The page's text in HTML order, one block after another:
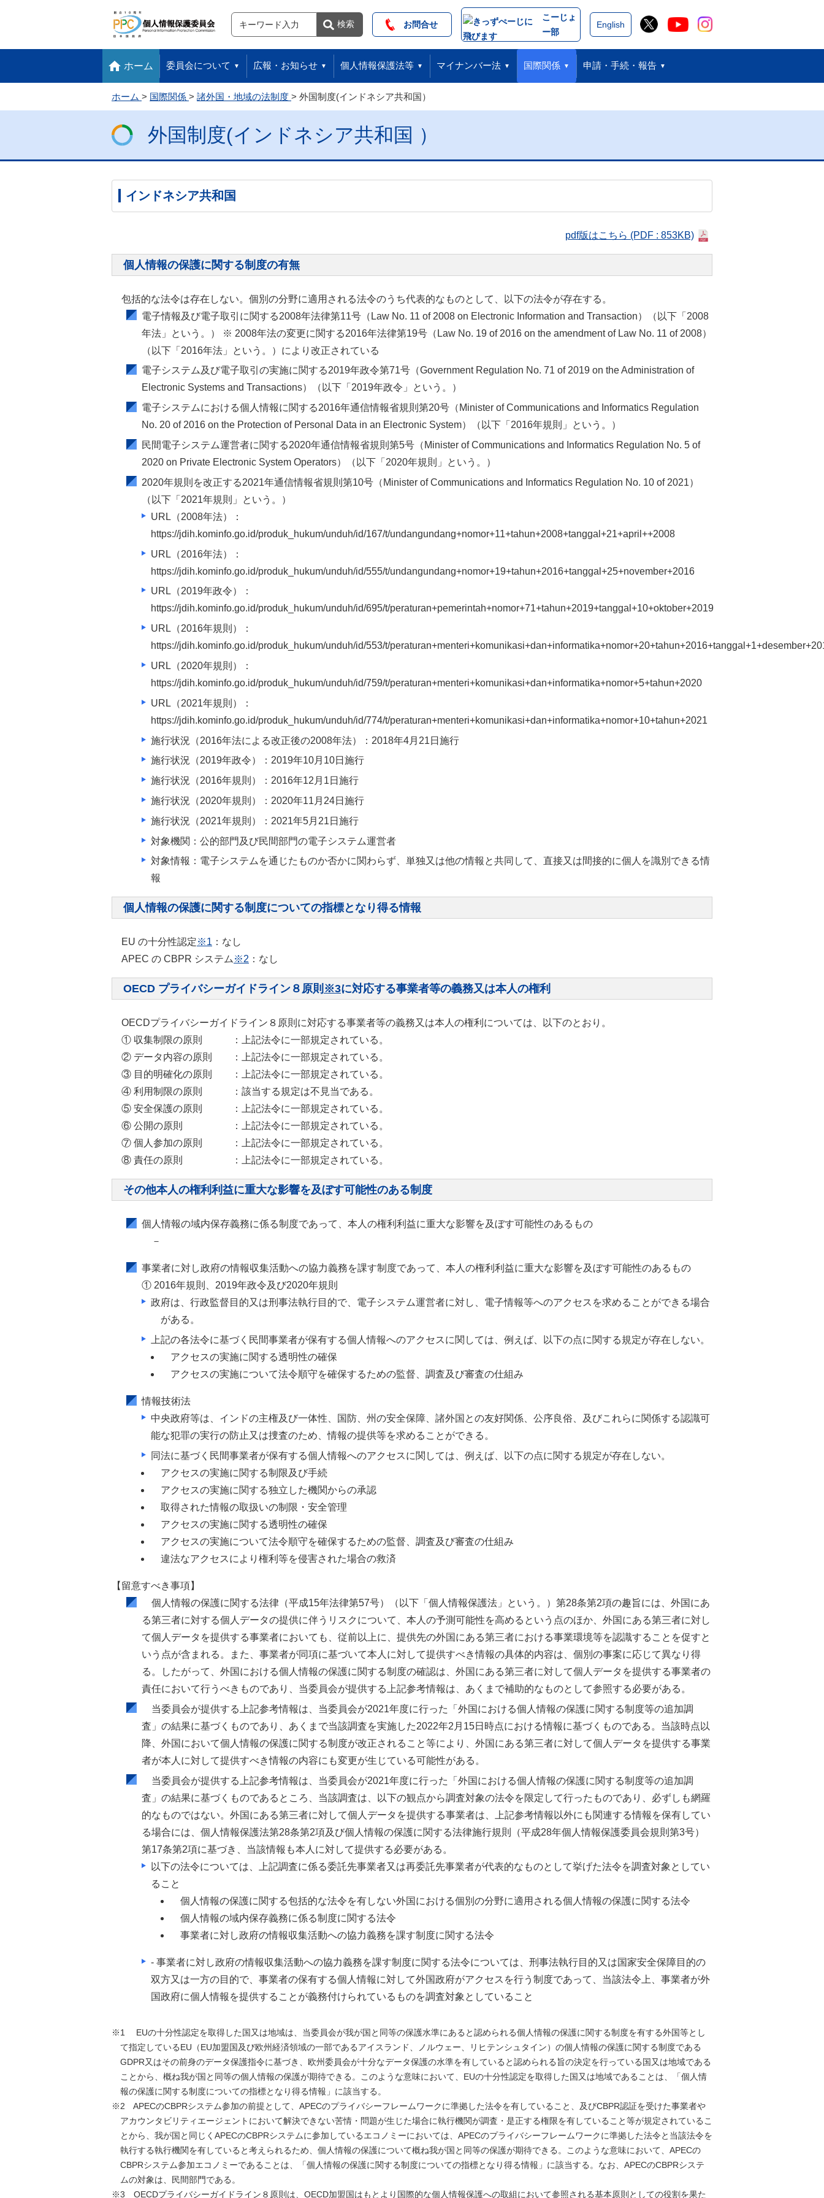
フッターへ移動します 閉じる
サイト内検索
検索 検索 お問合せ
こーじょ
ー部
English
ホーム 委員会について 広報・お知らせ 個人情報保護法等 マイナンバー法 国際関係 申請・手続・報告
ホーム 国際関係 諸外国・地域の法制度 外国制度(インドネシア共和国）
外国制度(インドネシア共和国 ）
インドネシア共和国
pdf版はこちら (PDF : 853KB)
個人情報の保護に関する制度の有無
包括的な法令は存在しない。個別の分野に適用される法令のうち代表的なものとして、以下の法令が存在する。
電子情報及び電子取引に関する2008年法律第11号（ Law No. 11 of 2008 on Electronic Information and Transaction）（以下「2008
年法」という。） ※ 2008年法の変更に関する2016年法律第19号（ Law No. 19 of 2016 on the amendment of Law No. 11 of 2008）
（以下「2016年法」という。）により改正されている
電子システム及び電子取引の実施に関する2019年政令第71号（Government Regulation No. 71 of 2019 on the Administration of
Electronic Systems and Transactions）（以下「2019年政令」という。）
電子システムにおける個人情報に関する2016年通信情報省規則第20号（ Minister of Communications and Informatics Regulation
No. 20 of 2016 on the Protection of Personal Data in an Electronic System）（以下「2016年規則」という。）
民間電子システム運営者に関する2020年通信情報省規則第5号（ Minister of Communications and Informatics Regulation No. 5 of
2020 on Private Electronic System Operators）（以下「2020年規則」という。）
2020年規則を改正する2021年通信情報省規則第10号（ Minister of Communications and Informatics Regulation No. 10 of 2021）
（以下「2021年規則」という。）
URL（2008年法）：
https://jdih.kominfo.go.id/produk_hukum/unduh/id/167/t/undangundang+nomor+11+tahun+2008+tanggal+21+april++2008
URL（2016年法）：
https://jdih.kominfo.go.id/produk_hukum/unduh/id/555/t/undangundang+nomor+19+tahun+2016+tanggal+25+november+2016
URL（2019年政令）：
https://jdih.kominfo.go.id/produk_hukum/unduh/id/695/t/peraturan+pemerintah+nomor+71+tahun+2019+tanggal+10+oktober+2019
URL（2016年規則）：
https://jdih.kominfo.go.id/produk_hukum/unduh/id/553/t/
URL（2020年規則）：
https://jdih.kominfo.go.id/produk_hukum/unduh/id/759/t/peraturan+menteri+komunikasi+dan+informatika+nomor+5+tahun+2020
URL（2021年規則）：
https://jdih.kominfo.go.id/produk_hukum/unduh/id/774/t/peraturan+menteri+komunikasi+dan+informatika+nomor+10+tahun+2021
施行状況（2016年法による改正後の2008年法）：2018年4月21日施行
施行状況（2019年政令）：2019年10月10日施行
施行状況（2016年規則）：2016年12月1日施行
施行状況（2020年規則）：2020年11月24日施行
施行状況（2021年規則）：2021年5月21日施行
対象機関：公的部門及び民間部門の電子システム運営者
対象情報：電子システムを通じたものか否かに関わらず、単独又は他の情報と共同して、直接又は間接的に個人を識別できる情
報
個人情報の保護に関する制度についての指標となり得る情報
EU の十分性認定※1 ：なし
APEC の CBPR システム ※2 ：なし
OECD プライバシーガイドライン８原則 ※3に対応する事業者等の義務又は本人の権利
OECDプライバシーガイドライン８原則に対応する事業者等の義務又は本人の権利については、以下のとおり。
① 収集制限の原則
：上記法令に一部規定されている。
② データ内容の原則
：上記法令に一部規定されている。
③ 目的明確化の原則
：上記法令に一部規定されている。
④ 利用制限の原則
：該当する規定は不見当である。
⑤ 安全保護の原則
：上記法令に一部規定されている。
⑥ 公開の原則
：上記法令に一部規定されている。
⑦ 個人参加の原則
：上記法令に一部規定されている。
⑧ 責任の原則
：上記法令に一部規定されている。
その他本人の権利利益に重大な影響を及ぼす可能性のある制度
個人情報の域内保存義務に係る制度であって、本人の権利利益に重大な影響を及ぼす可能性のあるもの
－
事業者に対し政府の情報収集活動への協力義務を課す制度であって、本人の権利利益に重大な影響を及ぼす可能性のあるもの
① 2016年規則、2019年政令及び2020年規則
政府は、行政監督目的又は刑事法執行目的で、電子システム運営者に対し、電子情報等へのアクセスを求めることができる場合
がある。
上記の各法令に基づく民間事業者が保有する個人情報へのアクセスに関しては、例えば、以下の点に関する規定が存在しない。
アクセスの実施に関する透明性の確保
アクセスの実施について法令順守を確保するための監督、調査及び審査の仕組み
情報技術法
中央政府等は、インドの主権及び一体性、国防、州の安全保障、諸外国との友好関係、公序良俗、及びこれらに関係する認識可
能な犯罪の実行の防止又は捜査のため、情報の提供等を求めることができる。
同法に基づく民間事業者が保有する個人情報へのアクセスに関しては、例えば、以下の点に関する規定が存在しない。
アクセスの実施に関する制限及び手続
アクセスの実施に関する独立した機関からの承認
取得された情報の取扱いの制限・安全管理
アクセスの実施に関する透明性の確保
アクセスの実施について法令順守を確保するための監督、調査及び審査の仕組み
違法なアクセスにより権利等を侵害された場合の救済
【留意すべき事項】
個人情報の保護に関する法律（平成15年法律第57号）（以下「個人情報保護法」という。）第28条第2項の趣旨には、外国にあ
る第三者に対する個人データの提供に伴うリスクについて、本人の予測可能性を高めるという点のほか、外国にある第三者に対し
て個人データを提供する事業者においても、従前以上に、提供先の外国にある第三者における事業環境等を認識することを促すと
いう点が含まれる。また、事業者が同項に基づいて本人に対して提供すべき情報の具体的内容は、個別の事案に応じて異なり得
る。したがって、外国における個人情報の保護に関する制度の確認は、外国にある第三者に対して個人データを提供する事業者の
責任において行うべきものであり、当委員会が提供する上記参考情報は、あくまで補助的なものとして参照する必要がある。
当委員会が提供する上記参考情報は、当委員会が2021年度に行った「外国における個人情報の保護に関する制度等の追加調
査」の結果に基づくものであり、あくまで当該調査を実施した2022年2月15日時点における情報に基づくものである。当該時点以
降、外国において個人情報の保護に関する制度が改正されること等により、外国にある第三者に対して個人データを提供する事業
者が本人に対して提供すべき情報の内容にも変更が生じている可能性がある。
当委員会が提供する上記参考情報は、当委員会が2021年度に行った「外国における個人情報の保護に関する制度等の追加調
査」の結果に基づくものであるところ、当該調査は、以下の観点から調査対象の法令を限定して行ったものであり、必ずしも網羅
的なものではない。外国にある第三者に対して個人データを提供する事業者は、上記参考情報以外にも関連する情報を保有してい
る場合には、個人情報保護法第28条第2項及び個人情報の保護に関する法律施行規則（平成28年個人情報保護委員会規則第3号）
第17条第2項に基づき、当該情報も本人に対して提供する必要がある。
以下の法令については、上記調査に係る委託先事業者又は再委託先事業者が代表的なものとして挙げた法令を調査対象としてい
ること
個人情報の保護に関する包括的な法令を有しない外国における個別の分野に適用される個人情報の保護に関する法令
個人情報の域内保存義務に係る制度に関する法令
事業者に対し政府の情報収集活動への協力義務を課す制度に関する法令
- 事業者に対し政府の情報収集活動への協力義務を課す制度に関する法令については、刑事法執行目的又は国家安全保障目的の
双方又は一方の目的で、事業者の保有する個人情報に対して外国政府がアクセスを行う制度であって、当該法令上、事業者が外
国政府に個人情報を提供することが義務付けられているものを調査対象としていること
※1 EUの十分性認定を取得した国又は地域は、当委員会が我が国と同等の保護水準にあると認められる個人情報の保護に関する制度を有する外国等とし
て指定しているEU（EU加盟国及び欧州経済領域の一部であるアイスランド、ノルウェー、リヒテンシュタイン）の個人情報の保護に関する制度である
GDPR又はその前身のデータ保護指令に基づき、欧州委員会が十分なデータ保護の水準を有していると認められる旨の決定を行っている国又は地域である
ことから、概ね我が国と同等の個人情報の保護が期待できる。このような意味において、EUの十分性認定を取得した国又は地域であることは、「個人情
報の保護に関する制度についての指標となり得る情報」に該当する。
※2 APECのCBPRシステム参加の前提として、APECのプライバシーフレームワークに準拠した法令を有していること、及びCBPR認証を受けた事業者や
アカウンタビリティエージェントにおいて解決できない苦情・問題が生じた場合に執行機関が調査・是正する権限を有していること等が規定されているこ
とから、我が国と同じくAPECのCBPRシステムに参加しているエコノミーにおいては、APECのプライバシーフレームワークに準拠した法令と当該法令を
執行する執行機関を有していると考えられるため、個人情報の保護について概ね我が国と同等の保護が期待できる。このような意味において、APECの
CBPRシステム参加エコノミーであることは、「個人情報の保護に関する制度についての指標となり得る情報」に該当する。なお、APECのCBPRシステ
ムの対象は、民間部門である。
※3 OECDプライバシーガイドライン８原則は、OECD加盟国はもとより国際的な個人情報保護への取組において参照される基本原則としての役割を果た